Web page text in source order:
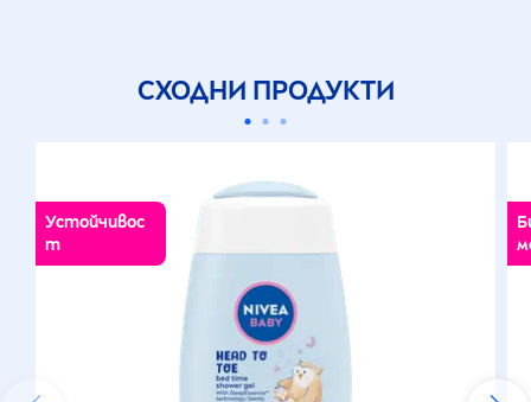
СХОДНИ ПРОДУКТИ
Устойчивос
т